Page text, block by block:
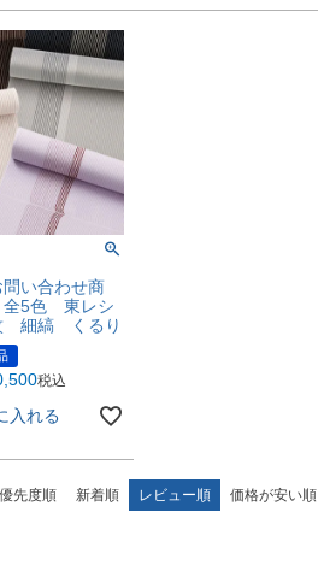
問い合わせ商
5色 東レシ
細縞 くるり
税込
入れる
優先度順 新着順 レビュー順 価格が安い順